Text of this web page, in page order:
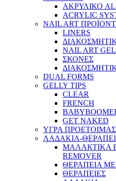
ΑΚΡΥΛΙΚΟ
ACRYLIC
NAIL ART
LINERS
NAIL ART GEL
ΣΚΟΝΕΣ
DUAL FORMS
GELLY TIPS
CLEAR
FRENCH
GET NAKED
ΥΓΡΑ
ΛΑΔΑΚΙΑ-
ΜΑΛΑΚΤΙΚΑ
REMOVER
ΘΕΡΑΠΕΙΑ
ΘΕΡΑΠΕΙΕΣ